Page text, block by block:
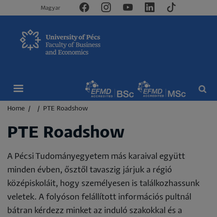
Magyar
Breadcrumb
Home PTE Roadshow
PTE Roadshow
A Pécsi Tudományegyetem más karaival együtt
minden évben, ősztől tavaszig járjuk a régió
középiskoláit, hogy személyesen is találkozhassunk
veletek. A folyóson felállított információs pultnál
bátran kérdezz minket az induló szakokkal és a